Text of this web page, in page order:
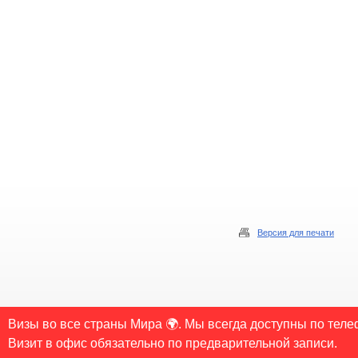
Визы во все страны Мира 🌍. Мы всегда доступны по
Визит в офис обязательно по предварительной записи.
Версия для печати
© 2006-2026 Copyrights «Visa-Spb.ru» Все права защищены. Свободное
обязательной для каждого взятого текста. Во всех остальных случаях требуется